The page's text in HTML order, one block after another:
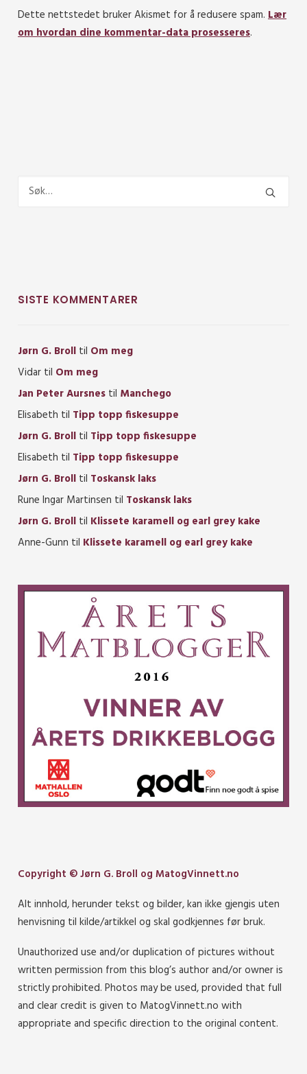
Dette nettstedet bruker Akismet for å redusere spam. Lær
om hvordan dine kommentar-data prosesseres.
SISTE KOMMENTARER
Jørn G. Broll til Om meg
Vidar til Om meg
Jan Peter Aursnes til Manchego
Elisabeth til Tipp topp fiskesuppe
Jørn G. Broll til Tipp topp fiskesuppe
Elisabeth til Tipp topp fiskesuppe
Jørn G. Broll til Toskansk laks
Rune Ingar Martinsen til Toskansk laks
Jørn G. Broll til Klissete karamell og earl grey kake
Anne-Gunn til Klissete karamell og earl grey kake
Copyright © Jørn G. Broll og MatogVinnett.no
Alt innhold, herunder tekst og bilder, kan ikke gjengis uten
henvisning til kilde/artikkel og skal godkjennes før bruk.
Unauthorized use and/or duplication of pictures without
written permission from this blog’s author and/or owner is
strictly prohibited. Photos may be used, provided that full
and clear credit is given to MatogVinnett.no with
appropriate and specific direction to the original content.